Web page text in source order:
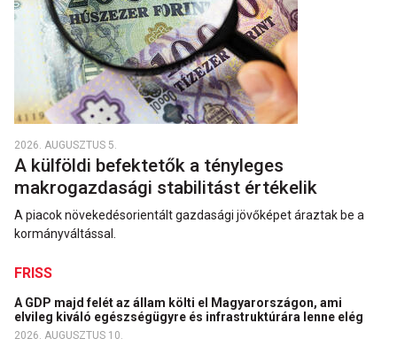
2026. AUGUSZTUS 5.
A külföldi befektetők a tényleges
makrogazdasági stabilitást értékelik
A piacok növekedésorientált gazdasági jövőképet áraztak be a
kormányváltással.
FRISS
A GDP majd felét az állam költi el Magyarországon, ami
elvileg kiváló egészségügyre és infrastruktúrára lenne elég
2026. AUGUSZTUS 10.